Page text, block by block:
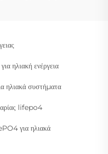
ηλιακή ενέργεια
ηλιακά συστήματα
lifepo4
για ηλιακά